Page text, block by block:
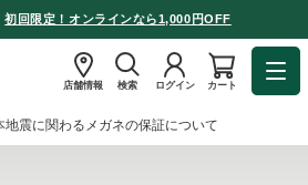
初回限定！オンラインなら1,000円OFF
店舗情報 検索 ログイン カート
地震に関わるメガネの保証について